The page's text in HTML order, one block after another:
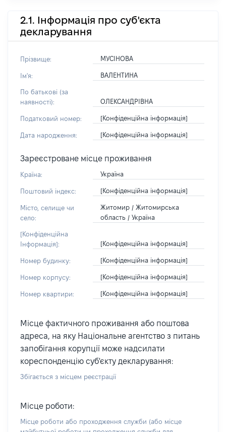
2.1. Інформація про суб'єкта
декларування
Прізвище: МУСІНОВА
Ім'я: ВАЛЕНТИНА
По батькові (за
наявності):
ОЛЕКСАНДРІВНА
Податковий номер: [Конфіденційна інформація]
Дата народження: [Конфіденційна інформація]
Зареєстроване місце проживання
Країна: Україна
Поштовий індекс: [Конфіденційна інформація]
Місто, селище чи
село:
Житомир / Житомирська
область / Україна
[Конфіденційна
Інформація]:
[Конфіденційна інформація]
Номер будинку: [Конфіденційна інформація]
Номер корпусу: [Конфіденційна інформація]
Номер квартири: [Конфіденційна інформація]
Місце фактичного проживання або поштова
адреса, на яку Національне агентство з питань
запобігання корупції може надсилати
кореспонденцію суб'єкту декларування:
Збігається з місцем реєстрації
Місце роботи:
Місце роботи або проходження служби (або місце